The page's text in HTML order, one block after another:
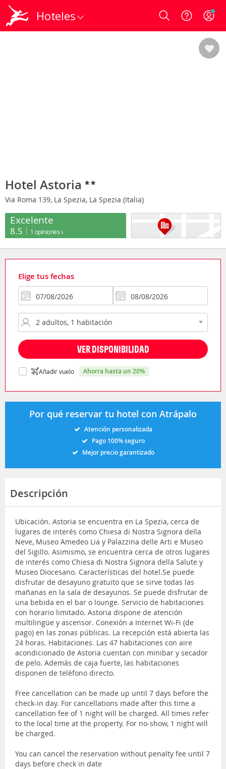
Hoteles Login
Hotel Astoria
Via Roma 139, La Spezia, La Spezia (Italia)
Excelente
8.5 1 opiniones
Elige tus fechas
VER DISPONIBILIDAD
Añadir vuelo ahorra hasta un 20%
Por qué reservar tu hotel con Atrápalo
Atención personalizada
Pago 100% seguro
Mejor precio garantizado
Descripción
Ubicación. Astoria se encuentra en La Spezia, cerca de
lugares de interés como Chiesa di Nostra Signora della
Neve, Museo Amedeo Lia y Palazzina delle Arti e Museo
del Sigillo. Asimismo, se encuentra cerca de otros lugares
de interés como Chiesa di Nostra Signora della Salute y
Museo Diocesano. Características del hotel.Se puede
disfrutar de desayuno gratuito que se sirve todas las
mañanas en la sala de desayunos. Se puede disfrutar de
una bebida en el bar o lounge. Servicio de habitaciones
con horario limitado. Astoria dispone de atención
multilingüe y ascensor. Conexión a Internet Wi-Fi (de
pago) en las zonas públicas. La recepción está abierta las
24 horas. Habitaciones. Las 47 habitaciones con aire
acondicionado de Astoria cuentan con minibar y secador
de pelo. Además de caja fuerte, las habitaciones
disponen de teléfono directo.
Free cancellation can be made up until 7 days before the
check-in day. For cancellations made after this time a
cancellation fee of 1 night will be charged. All times refer
to the local time at the property. For no-show, 1 night will
be charged.
You can cancel the reservation without penalty fee until 7
days before check in date